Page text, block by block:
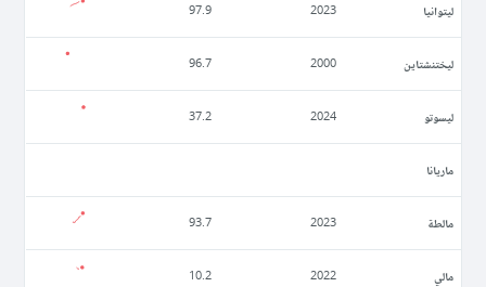
ليتوانيا 2023
97.9
ليختنشتاين 2000
96.7
ليسوتو 2024
37.2
ماريانا
مالطة 2023
93.7
مالي 2022
10.2